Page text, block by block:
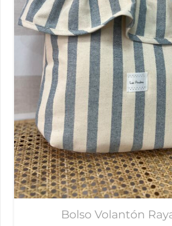
Bolso Volantón